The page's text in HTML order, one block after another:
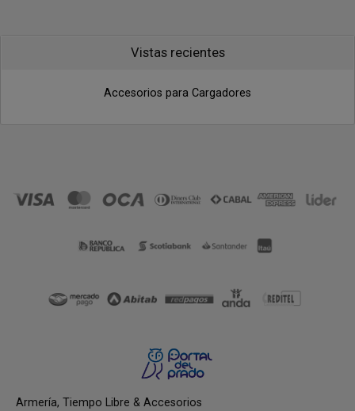
Vistas recientes
Accesorios para Cargadores
Armería, Tiempo Libre & Accesorios